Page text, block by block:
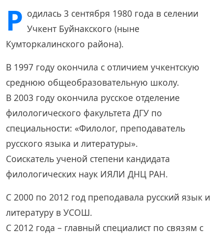
Р одилась 3 сентября 1980 года в селении
Учкент Буйнакского (ныне
Кумторкалинского района).
В 1997 году окончила с отличием учкентскую
среднюю общеобразовательную школу.
В 2003 году окончила русское отделение
филологического факультета ДГУ по
специальности: «Филолог, преподаватель
русского языка и литературы».
Соискатель ученой степени кандидата
филологических наук ИЯЛИ ДНЦ РАН.
С 2000 по 2012 год преподавала русский язык и
литературу в УСОШ.
С 2012 года – главный специалист по связям с